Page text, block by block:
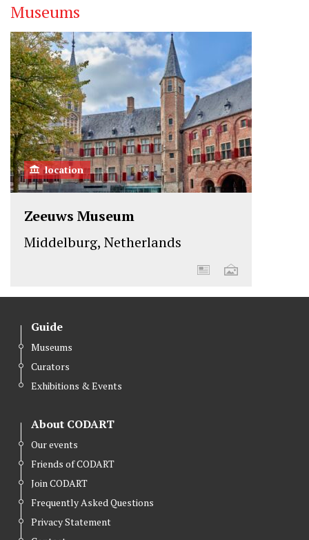
Museums
location
Zeeuws Museum
Middelburg, Netherlands
Guide
Museums
Curators
Exhibitions & Events
About CODART
Our events
Friends of CODART
Join CODART
Frequently Asked Questions
Privacy Statement